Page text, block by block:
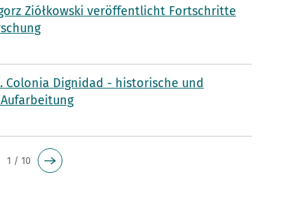
Ziółkowski veröffentlicht Fortschritte
Colonia Dignidad - historische und
1 / 10